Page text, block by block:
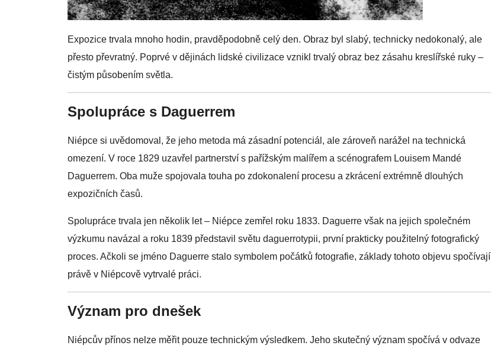
Expozice trvala mnoho hodin, pravděpodobně celý den. Obraz byl slabý, technicky nedokonalý, ale
přesto převratný. Poprvé v dějinách lidské civilizace vznikl trvalý obraz bez zásahu kreslířské ruky –
čistým působením světla.
Spolupráce s Daguerrem
Niépce si uvědomoval, že jeho metoda má zásadní potenciál, ale zároveň narážel na technická
omezení. V roce 1829 uzavřel partnerství s pařížským malířem a scénografem Louisem Mandé
Daguerrem. Oba muže spojovala touha po zdokonalení procesu a zkrácení extrémně dlouhých
expozičních časů.
Spolupráce trvala jen několik let – Niépce zemřel roku 1833. Daguerre však na jejich společném
výzkumu navázal a roku 1839 představil světu daguerrotypii, první prakticky použitelný fotografický
proces. Ačkoli se jméno Daguerre stalo symbolem počátků fotografie, základy tohoto objevu spočívají
právě v Niépcově vytrvalé práci.
Význam pro dnešek
Niépcův přínos nelze měřit pouze technickým výsledkem. Jeho skutečný význam spočívá v odvaze